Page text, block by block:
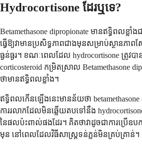
Hydrocortisone ដែរឬទេ?
Betamethasone dipropionate មានឥទ្ធិពលខ្លាំ
ធ្វើឱ្យវាមានប្រសិទ្ធភាពជាងមុនសម្រាប់ស្ថានភា
ធ្ងន់ធ្ងរ។ ខណៈពេលដែល hydrocortisone ត្រូវបា
corticosteroid កម្រិតស្រាល Betamethasone
ថា​មាន​ឥទ្ធិពល​ខ្លាំង។
ឥទ្ធិពលកើនឡើងនេះមានន័យថា betamethasone
ការរលាកដែលមិនឆ្លើយតបទៅនឹង
នៃផលប៉ះពាល់ផងដែរ។ គិតថាវាដូចជាការប្រើ
មុន នៅពេលដែលវិធីសាស្រ្តទន់ភ្លន់មិនគ្រប់គ្រាន់។